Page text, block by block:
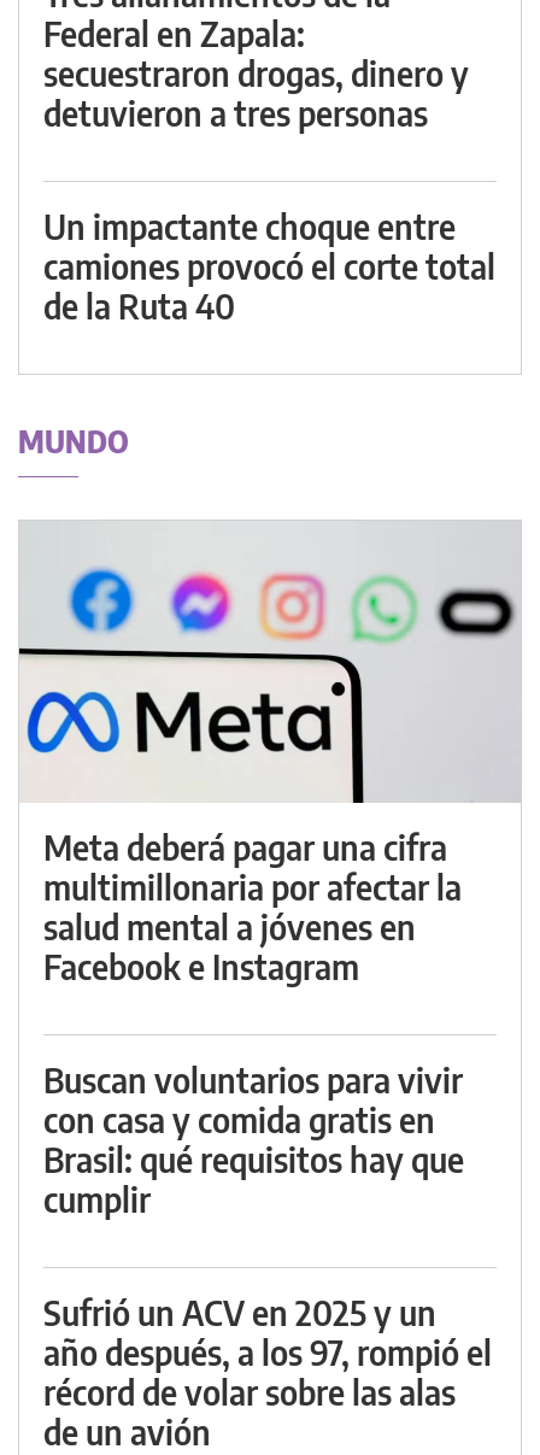
Federal en Zapala:
secuestraron drogas, dinero y
detuvieron a tres personas
Un impactante choque entre
camiones provocó el corte total
de la Ruta 40
MUNDO
Meta deberá pagar una cifra
multimillonaria por afectar la
salud mental a jóvenes en
Facebook e Instagram
Buscan voluntarios para vivir
con casa y comida gratis en
Brasil: qué requisitos hay que
cumplir
Sufrió un ACV en 2025 y un
año después, a los 97, rompió el
récord de volar sobre las alas
de un avión